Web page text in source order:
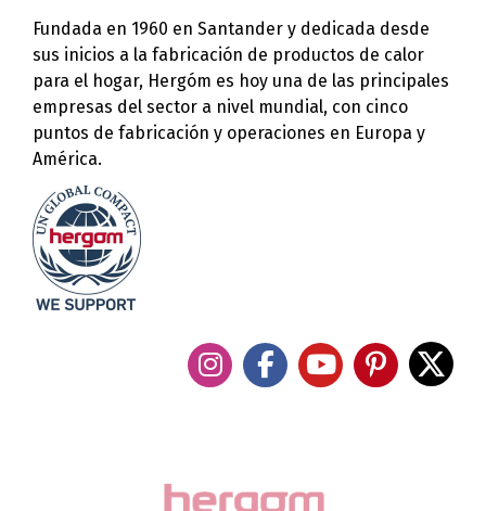
Fundada en 1960 en Santander y dedicada desde
sus inicios a la fabricación de productos de calor
para el hogar, Hergóm es hoy una de las principales
empresas del sector a nivel mundial, con cinco
puntos de fabricación y operaciones en Europa y
América.